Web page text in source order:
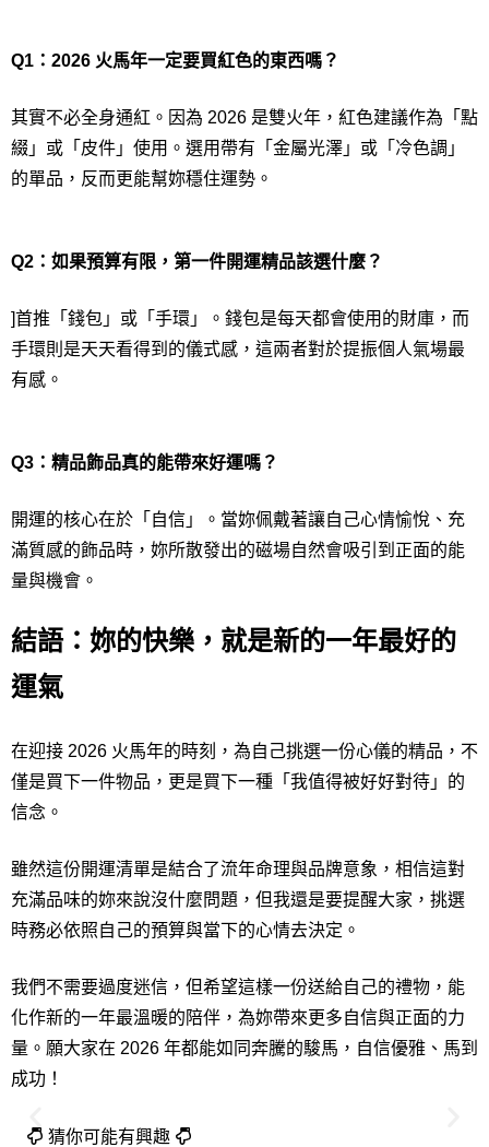
Q1：2026 火馬年一定要買紅色的東西嗎？
其實不必全身通紅。因為 2026 是雙火年，紅色建議作為「點
綴」或「皮件」使用。選用帶有「金屬光澤」或「冷色調」
的單品，反而更能幫妳穩住運勢。
Q2：如果預算有限，第一件開運精品該選什麼？
]首推「錢包」或「手環」。錢包是每天都會使用的財庫，而
手環則是天天看得到的儀式感，這兩者對於提振個人氣場最
有感。
Q3：精品飾品真的能帶來好運嗎？
開運的核心在於「自信」。當妳佩戴著讓自己心情愉悅、充
滿質感的飾品時，妳所散發出的磁場自然會吸引到正面的能
量與機會。
結語：妳的快樂，就是新的一年最好的
運氣
在迎接 2026 火馬年的時刻，為自己挑選一份心儀的精品，不
僅是買下一件物品，更是買下一種「我值得被好好對待」的
信念。
雖然這份開運清單是結合了流年命理與品牌意象，相信這對
充滿品味的妳來說沒什麼問題，但我還是要提醒大家，挑選
時務必依照自己的預算與當下的心情去決定。
我們不需要過度迷信，但希望這樣一份送給自己的禮物，能
化作新的一年最溫暖的陪伴，為妳帶來更多自信與正面的力
量。願大家在 2026 年都能如同奔騰的駿馬，自信優雅、馬到
成功！
猜你可能有興趣